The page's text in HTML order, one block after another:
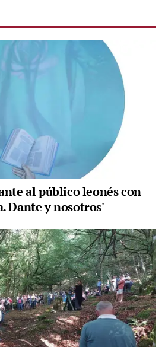
al público leonés con
Dante y nosotros'